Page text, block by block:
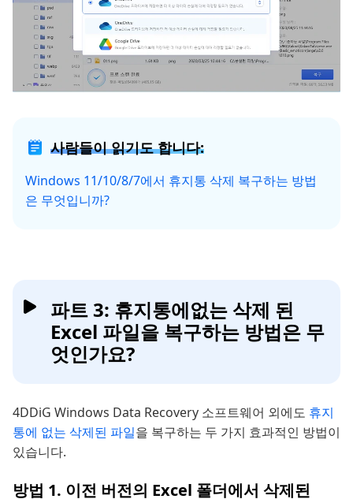
사람들이 읽기도 합니다:
Windows 11/10/8/7에서 휴지통 삭제 복구하는 방법
은 무엇입니까?
파트 3: 휴지통에없는 삭제 된
Excel 파일을 복구하는 방법은 무
엇인가요?
4DDiG Windows Data Recovery 소프트웨어 외에도 휴지
통에 없는 삭제된 파일을 복구하는 두 가지 효과적인 방법이
있습니다.
방법 1. 이전 버전의 Excel 폴더에서 삭제된